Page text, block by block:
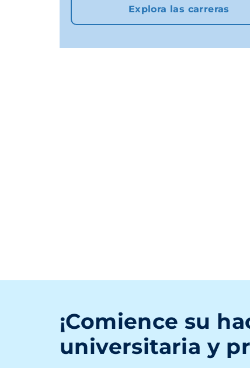
Explora las carreras
¡Comience su
universitaria y